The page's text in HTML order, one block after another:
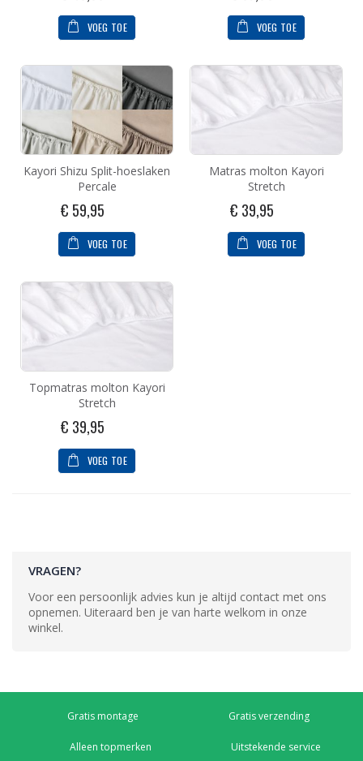
VOEG TOE VOEG TOE
Kayori Shizu Split-hoeslaken
Percale
€ 59,95
VOEG TOE
Matras molton Kayori
Stretch
€ 39,95
VOEG TOE
Topmatras molton Kayori
Stretch
€ 39,95
VOEG TOE
VRAGEN?
Voor een persoonlijk advies kun je altijd contact met ons
opnemen. Uiteraard ben je van harte welkom in onze
winkel.
Gratis montage Gratis verzending
Alleen topmerken Uitstekende service